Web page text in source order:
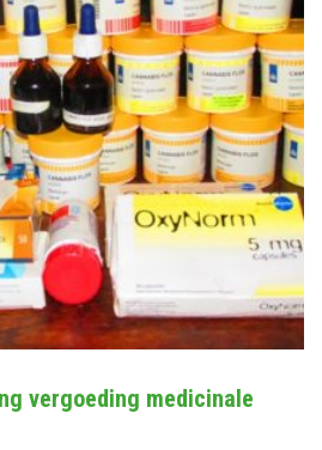
vergoeding medicinale